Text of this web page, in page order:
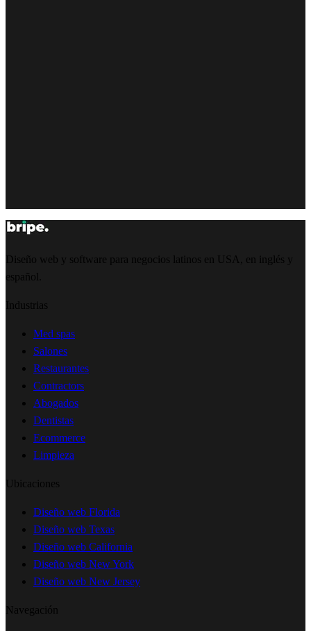
Diseño web y software para negocios latinos en USA, en inglés y
español.
Industrias
Med spas
Salones
Restaurantes
Contractors
Abogados
Dentistas
Ecommerce
Limpieza
Ubicaciones
Diseño web Florida
Diseño web Texas
Diseño web California
Diseño web New York
Diseño web New Jersey
Navegación